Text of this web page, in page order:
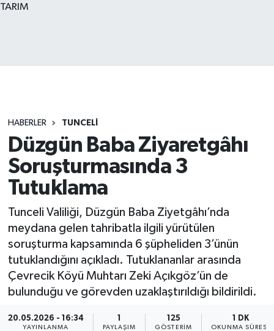
TARIM
HABERLER TUNCELİ
Düzgün Baba Ziyaretgâhı
Soruşturmasında 3
Tutuklama
Tunceli Valiliği, Düzgün Baba Ziyetgâhı’nda
meydana gelen tahribatla ilgili yürütülen
soruşturma kapsamında 6 şüpheliden 3’ünün
tutuklandığını açıkladı. Tutuklananlar arasında
Çevrecik Köyü Muhtarı Zeki Açıkgöz’ün de
bulunduğu ve görevden uzaklaştırıldığı bildirildi.
20.05.2026 - 16:34
YAYINLANMA
1
PAYLAŞIM
125
GÖSTERIM
1 DK
OKUNMA SÜRESI